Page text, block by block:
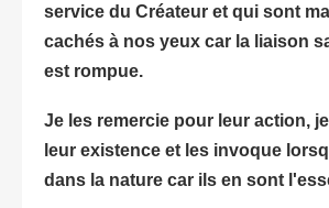
service du Créateur et qui sont
cachés à nos yeux car la liaison
est rompue.
Je les remercie pour leur action,
leur existence et les invoque
dans la nature car ils en sont